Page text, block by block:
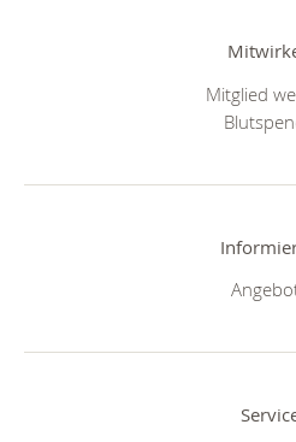
Mitglied